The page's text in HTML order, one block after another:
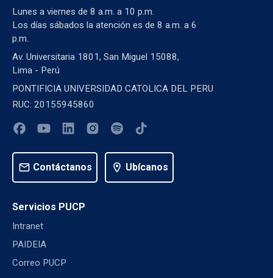
Lunes a viernes de 8 a.m. a 10 p.m.
Los días sábados la atención es de 8 a.m. a 6
p.m.
Av. Universitaria 1801, San Miguel 15088,
Lima - Perú
PONTIFICIA UNIVERSIDAD CATOLICA DEL PERU
RUC: 20155945860
mail Contáctanos location_on Ubícanos
Servicios PUCP
Intranet
PAIDEIA
Correo PUCP